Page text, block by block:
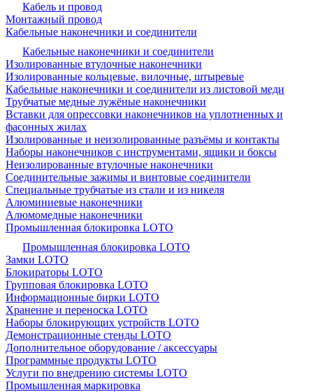
Кабель и провод
Монтажный провод
Кабельные наконечники и соединители
Кабельные наконечники и соединители
Изолированные втулочные наконечники
Изолированные кольцевые, вилочные, штыревые
Кабельные наконечники и соединители из листовой меди
Трубчатые медные лужёные наконечники
Вставки для опрессовки наконечников на уплотненных и
фасонных жилах
Изолированные и неизолированные разъёмы и контакты
Наборы наконечников с инструментами, ящики и боксы
Неизолированные втулочные наконечники
Соединительные зажимы и винтовые соединители
Специальные трубчатые из стали и из никеля
Алюминиевые наконечники
Алюмомедные наконечники
Промышленная блокировка LOTO
Промышленная блокировка LOTO
Замки LOTO
Блокираторы LOTO
Групповая блокировка LOTO
Информационные бирки LOTO
Хранение и переноска LOTO
Наборы блокирующих устройств LOTO
Демонстрационные стенды LOTO
Дополнительное оборудование / аксессуары
Программные продукты LOTO
Услуги по внедрению системы LOTO
Промышленная маркировка